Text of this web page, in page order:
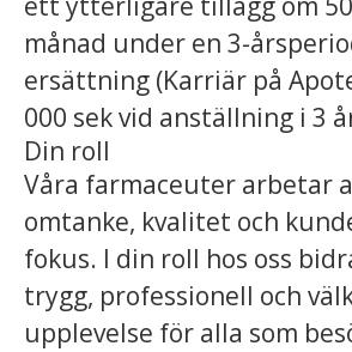
månad under en 3-
ersättning (Karriär på
000 sek vid anställning i 3
Din roll
Våra farmaceuter arbetar
omtanke, kvalitet och
fokus. I din roll hos oss
trygg, professionell och
upplevelse för alla som